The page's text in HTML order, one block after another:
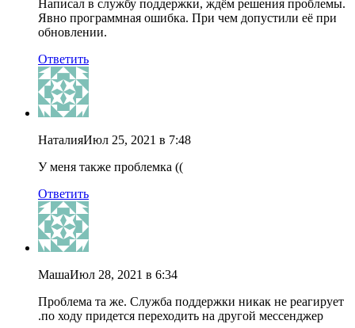
Написал в службу поддержки, ждём решения проблемы.
Явно программная ошибка. При чем допустили её при
обновлении.
Ответить
НаталияИюл 25, 2021 в 7:48
У меня также проблемка ((
Ответить
МашаИюл 28, 2021 в 6:34
Проблема та же. Служба поддержки никак не реагирует
.по ходу придется переходить на другой мессенджер